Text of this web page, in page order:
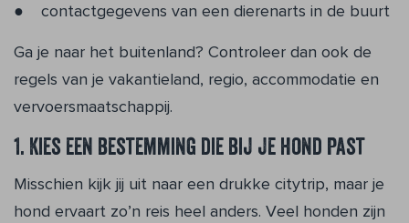
contactgegevens van een dierenarts in de buurt
Ga je naar het buitenland? Controleer dan ook de
regels van je vakantieland, regio, accommodatie en
vervoersmaatschappij.
1. Kies een bestemming die bij je hond past
Misschien kijk jij uit naar een drukke citytrip, maar je
hond ervaart zo’n reis heel anders. Veel honden zijn